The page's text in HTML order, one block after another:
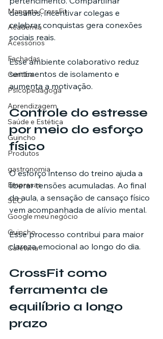
Mangata CrossFit
Academia
Acessórios
Fachadas
Curitiba
Psicopedagoga
Aprendizagem
Saúde e Estética
Guincho
Produtos
gastronomia
Empresas
SEO
Google meu negócio
Guincho
Cafeteria
desafios, incentivar colegas e
celebrar conquistas gera conexões
sociais reais.
Esse ambiente colaborativo reduz
sentimentos de isolamento e
aumenta a motivação.
Controle do estresse
por meio do esforço
físico
O esforço intenso do treino ajuda a
liberar tensões acumuladas. Ao final
da aula, a sensação de cansaço físico
vem acompanhada de alívio mental.
Esse processo contribui para maior
clareza emocional ao longo do dia.
CrossFit como
ferramenta de
equilíbrio a longo
prazo